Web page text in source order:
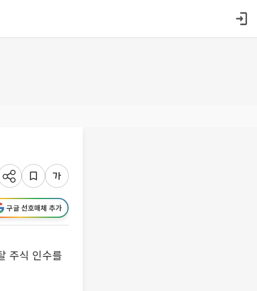
구글 선호매체 추가
주식 인수를